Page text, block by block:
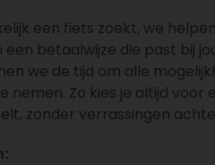
een fiets zoekt, we
betaalwijze die past bij
we de tijd om alle
nemen. Zo kies je altijd voor
zonder verrassingen